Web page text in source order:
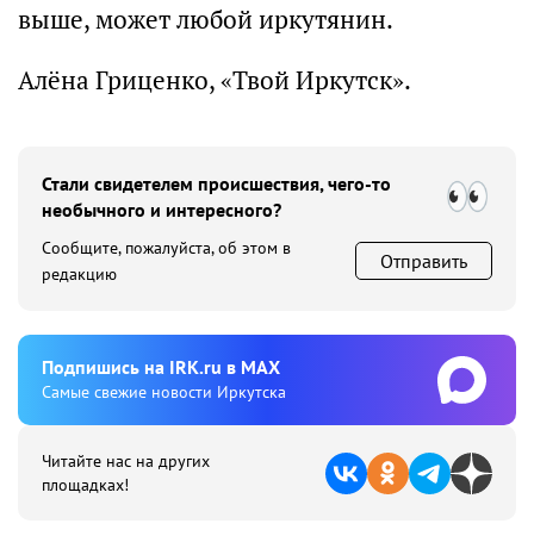
выше, может любой иркутянин.
Алёна Гриценко, «Твой Иркутск».
Стали свидетелем происшествия, чего-то
необычного и интересного?
Сообщите, пожалуйста, об этом в
редакцию
Отправить
Подпишиcь на IRK.ru в MAX
Cамые свежие новости Иркутска
Читайте нас на других
площадках!